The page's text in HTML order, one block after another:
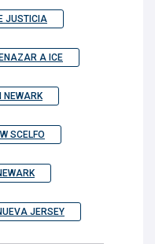
JUSTICIA
A ICE
NEWARK
SCELFO
JERSEY